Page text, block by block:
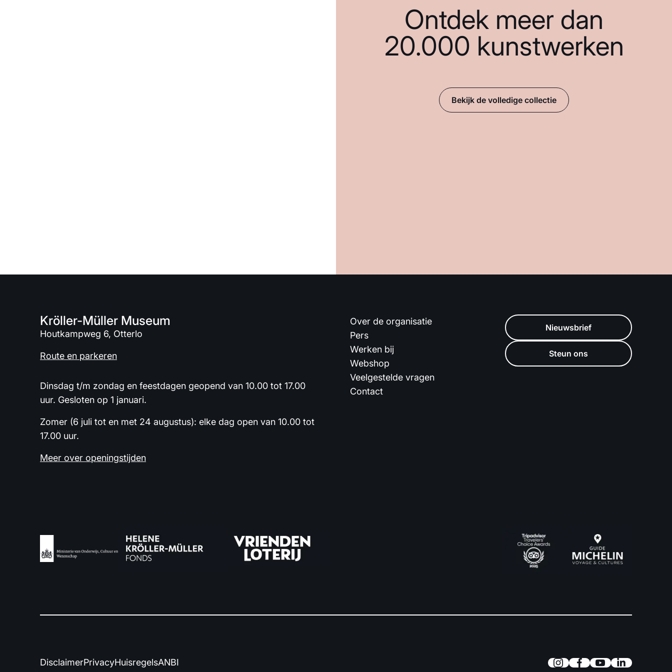
Ontdek meer dan
20.000 kunstwerken
Bekijk de volledige collectie
Kröller-Müller Museum
Houtkampweg 6, Otterlo
Route en parkeren
Dinsdag t/m zondag en feestdagen geopend van 10.00 tot 17.00
uur. Gesloten op 1 januari.
Zomer (6 juli tot en met 24 augustus): elke dag open van 10.00 tot
17.00 uur.
Meer over openingstijden
Over de organisatie
Pers
Werken bij
Webshop
Veelgestelde vragen
Contact
Nieuwsbrief
Steun ons
DisclaimerPrivacyHuisregelsANBI